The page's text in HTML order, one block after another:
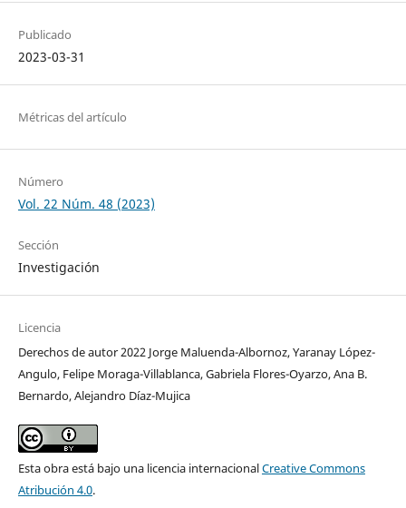
Publicado
2023-03-31
Métricas del artículo
Número
Vol. 22 Núm. 48 (2023)
Sección
Investigación
Licencia
Derechos de autor 2022 Jorge Maluenda-Albornoz, Yaranay López-
Angulo, Felipe Moraga-Villablanca, Gabriela Flores-Oyarzo, Ana B.
Bernardo, Alejandro Díaz-Mujica
Esta obra está bajo una licencia internacionalCreative Commons
Atribución 4.0.